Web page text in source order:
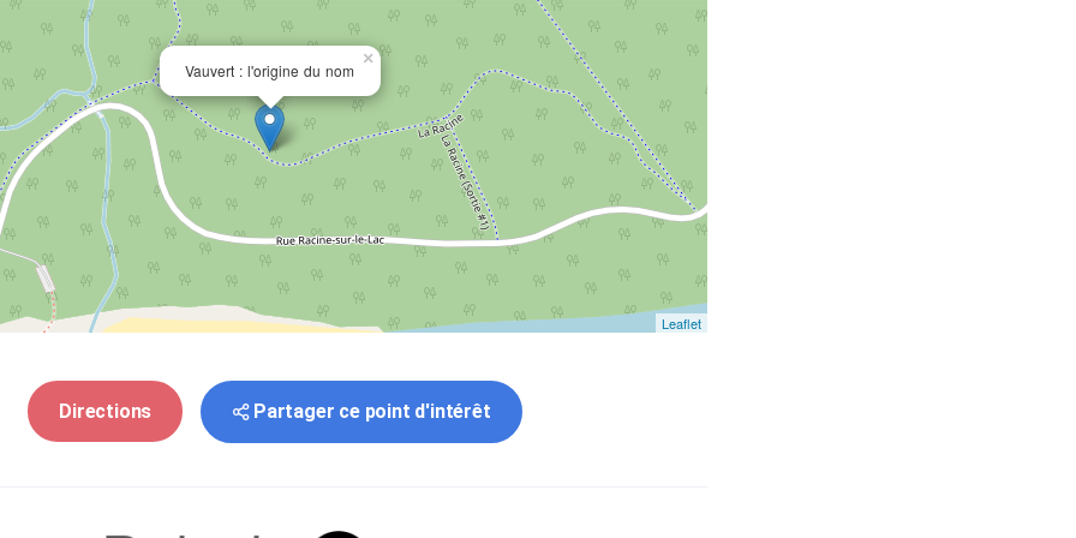
Vauvert : l'origine du nom
×
Leaflet
Directions Partager ce point d'intérêt